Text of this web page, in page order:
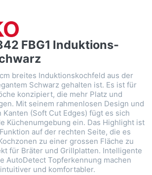
FBG1 Induktions-
breites Induktionskochfeld aus der
Schwarz gehalten ist. Es ist für
konzipiert, die mehr Platz und
Mit seinem rahmenlosen Design und
(Soft Cut Edges) fügt es sich
Küchenumgebung ein. Das Highlight ist
auf der rechten Seite, die es
zu einer grossen Fläche zu
für Bräter und Grillplatten. Intelligente
AutoDetect Topferkennung machen
und komfortabler.